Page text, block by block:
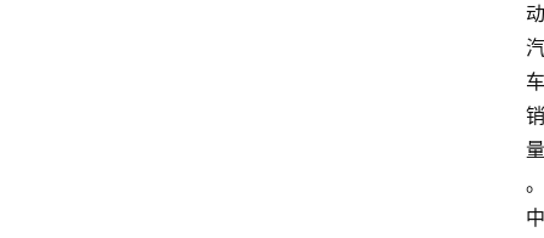
动
汽
车
销
量
。
中